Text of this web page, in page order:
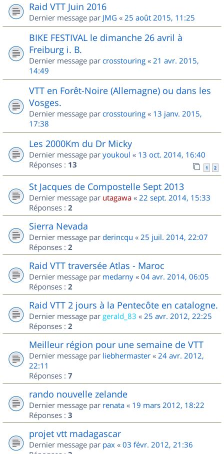
Raid VTT Juin 2016
Dernier message par JMG « 25 août 2015, 11:25
BIKE FESTIVAL le dimanche 26 avril à
Freiburg i. B.
Dernier message par crosstouring « 21 avr. 2015,
14:49
VTT en Forêt-Noire (Allemagne) ou dans les
Vosges.
Dernier message par crosstouring « 13 janv. 2015,
17:38
Les 2000Km du Dr Micky
Dernier message par youkoul « 13 oct. 2014, 16:40
Réponses : 13 1 2
St Jacques de Compostelle Sept 2013
Dernier message par utagawa « 22 sept. 2014, 15:33
Réponses : 2
Sierra Nevada
Dernier message par derincqu « 25 juil. 2014, 22:07
Réponses : 2
Raid VTT traversée Atlas - Maroc
Dernier message par medarny « 04 avr. 2014, 06:05
Réponses : 2
Raid VTT 2 jours à la Pentecôte en catalogne.
Dernier message par gerald_83 « 25 avr. 2012, 22:25
Réponses : 2
Meilleur région pour une semaine de VTT
Dernier message par liebhermaster « 24 avr. 2012,
22:11
Réponses : 7
rando nouvelle zelande
Dernier message par renata « 19 mars 2012, 18:22
Réponses : 3
projet vtt madagascar
Dernier message par pax « 03 févr. 2012, 21:36